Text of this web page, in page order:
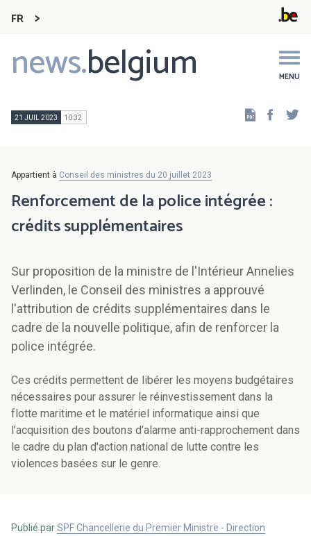
FR
news.belgium MENU
Main
navigation
21 JUIL 2023 10:32
Appartient à Conseil des ministres du 20 juillet 2023
Renforcement de la police intégrée :
crédits supplémentaires
Sur proposition de la ministre de l'Intérieur Annelies
Verlinden, le Conseil des ministres a approuvé
l'attribution de crédits supplémentaires dans le
cadre de la nouvelle politique, afin de renforcer la
police intégrée.
Ces crédits permettent de libérer les moyens budgétaires
nécessaires pour assurer le réinvestissement dans la
flotte maritime et le matériel informatique ainsi que
l’acquisition des boutons d’alarme anti-rapprochement dans
le cadre du plan d'action national de lutte contre les
violences basées sur le genre.
Publié parSPF Chancellerie du Premier Ministre - Direction